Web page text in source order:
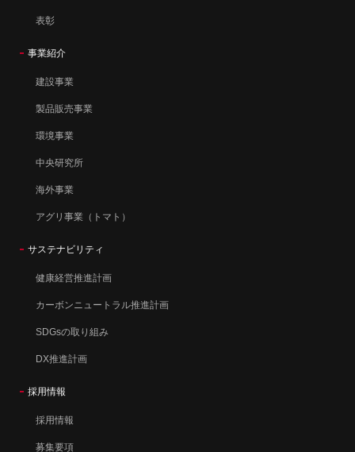
表彰
事業紹介
建設事業
製品販売事業
環境事業
中央研究所
海外事業
アグリ事業（トマト）
サステナビリティ
健康経営推進計画
カーボンニュートラル推進計画
SDGsの取り組み
DX推進計画
採用情報
採用情報
募集要項